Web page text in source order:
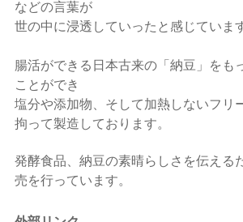
などの言葉が
世の中に浸透していったと感じていま
腸活ができる日本古来の「納豆」をも
ことができ
塩分や添加物、そして加熱しないフリ
拘って製造しております。
発酵食品、納豆の素晴らしさを伝える
売を行っています。